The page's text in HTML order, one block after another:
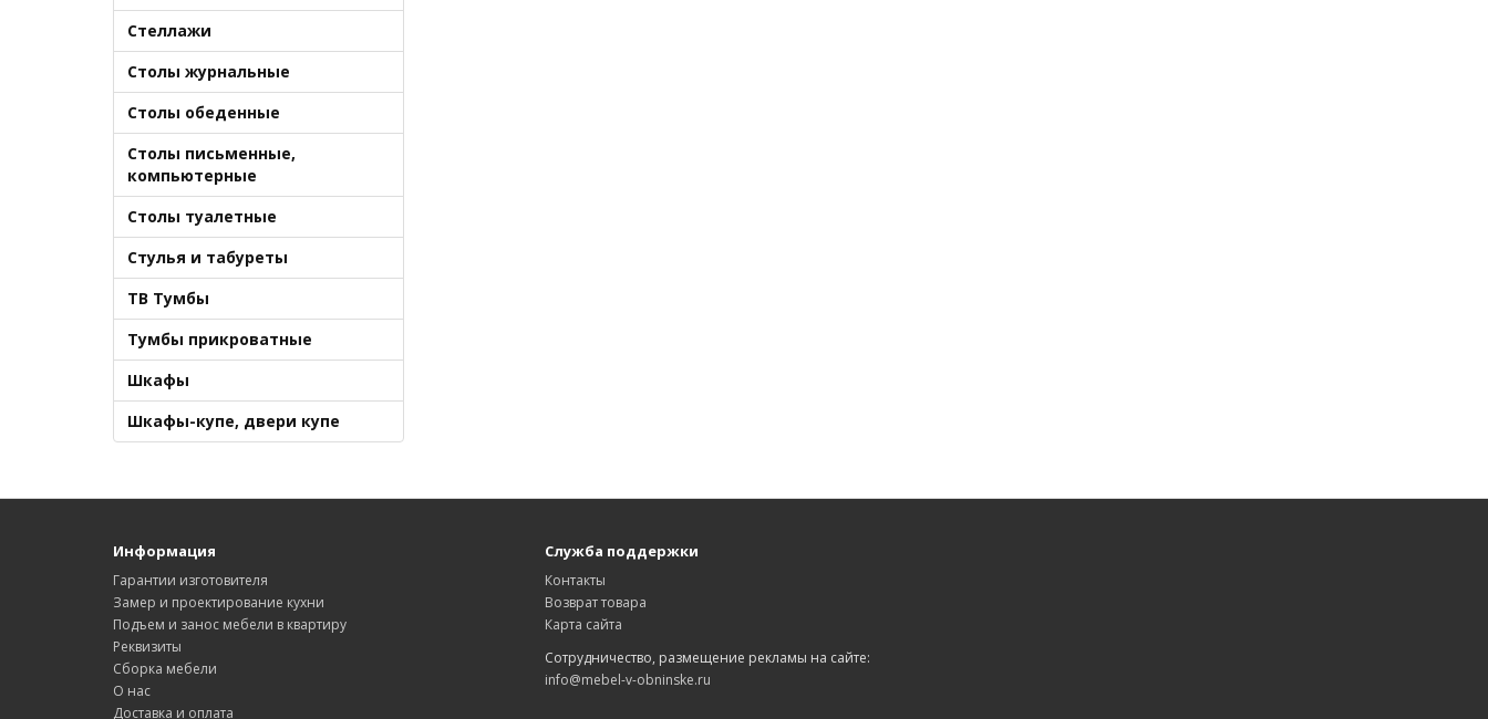
Стеллажи
Столы журнальные
Столы обеденные
Столы письменные,
компьютерные
Столы туалетные
Стулья и табуреты
ТВ Тумбы
Тумбы прикроватные
Шкафы
Шкафы-купе, двери купе
Информация
Гарантии изготовителя
Замер и проектирование кухни
Подъем и занос мебели в квартиру
Реквизиты
Сборка мебели
О нас
Доставка и оплата
Служба поддержки
Контакты
Возврат товара
Карта сайта
Сотрудничество, размещение рекламы на сайте:
info@mebel-v-obninske.ru